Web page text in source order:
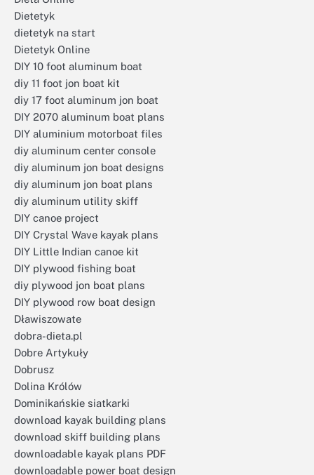
Dietetyk
dietetyk na start
Dietetyk Online
DIY 10 foot aluminum boat
diy 11 foot jon boat kit
diy 17 foot aluminum jon boat
DIY 2070 aluminum boat plans
DIY aluminium motorboat files
diy aluminum center console
diy aluminum jon boat designs
diy aluminum jon boat plans
diy aluminum utility skiff
DIY canoe project
DIY Crystal Wave kayak plans
DIY Little Indian canoe kit
DIY plywood fishing boat
diy plywood jon boat plans
DIY plywood row boat design
Dławiszowate
dobra-dieta.pl
Dobre Artykuły
Dobrusz
Dolina Królów
Dominikańskie siatkarki
download kayak building plans
download skiff building plans
downloadable kayak plans PDF
downloadable power boat design